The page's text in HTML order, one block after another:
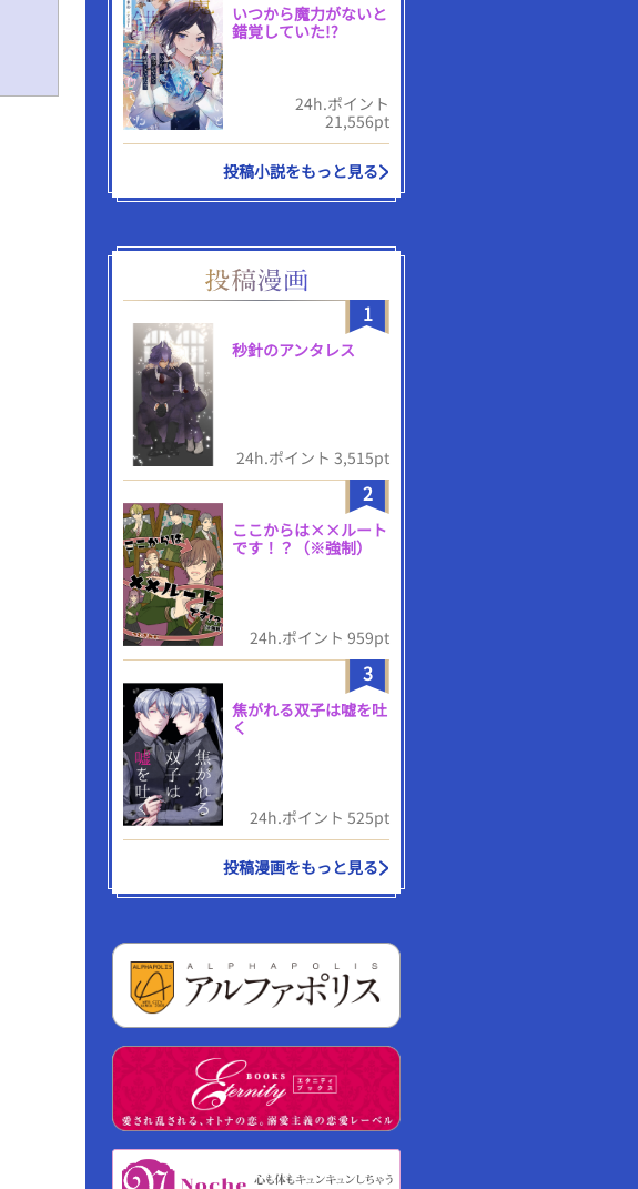
いつから魔力がないと
錯覚していた!?
24h.ポイント
21,556pt
投稿小説をもっと見る
1
秒針のアンタレス
24h.ポイント 3,515pt
2
ここからは××ルート
です！？（※強制）
24h.ポイント 959pt
3
焦がれる双子は嘘を吐
く
24h.ポイント 525pt
投稿漫画をもっと見る